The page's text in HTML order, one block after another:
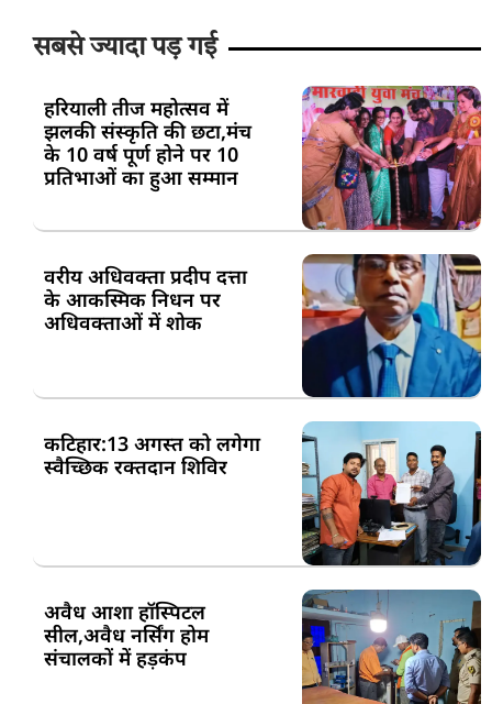
सबसे ज्यादा पड़ गई
हरियाली तीज महोत्सव में
झलकी संस्कृति की छटा,मंच
के 10 वर्ष पूर्ण होने पर 10
प्रतिभाओं का हुआ सम्मान
वरीय अधिवक्ता प्रदीप दत्ता
के आकस्मिक निधन पर
अधिवक्ताओं में शोक
कटिहार:13 अगस्त को लगेगा
स्वैच्छिक रक्तदान शिविर
अवैध आशा हॉस्पिटल
सील,अवैध नर्सिंग होम
संचालकों में हड़कंप